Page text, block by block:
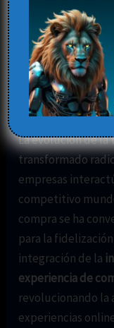
IA y la
compra
Deja un comentario
Elena
La evolución de
transformado
empresas
competitivo
compra se ha
para la
integración de la
experiencia de
revolucionando la
experiencias